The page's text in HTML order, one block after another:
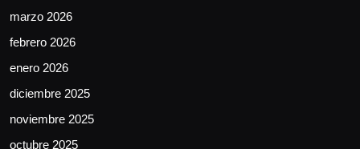
marzo 2026
febrero 2026
enero 2026
diciembre 2025
noviembre 2025
octubre 2025